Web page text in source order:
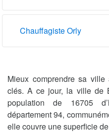
Chauffagiste Orly
Mieux comprendre sa
clés. A ce jour, la ville de
population de 16705
département 94,
elle couvre une superficie de